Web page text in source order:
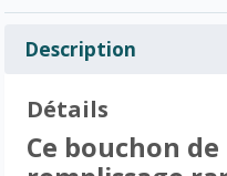
Description
Détails
Ce bouchon de